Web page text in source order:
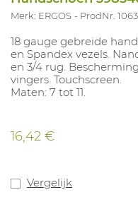
Merk: ERGOS ProdNr.
18 gauge gebreide
en Spandex vezels.
en 3/4 rug.
vingers. Touchscreen.
Maten: 7 tot 11.
16,42 €
Vergelijk